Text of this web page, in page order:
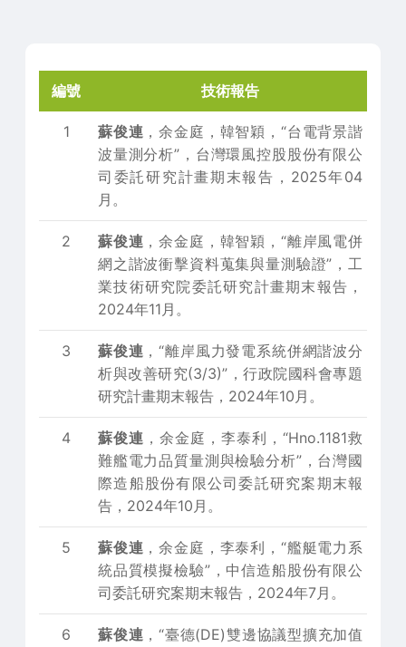
編號 技術報告
1 蘇俊連 ，余金庭，韓智穎，“台電背景諧
波量測分析”，台灣環風控股股份有限公
司委託研究計畫期末報告，2025年04
月。
2 蘇俊連 ，余金庭，韓智穎，“離岸風電併
網之諧波衝擊資料蒐集與量測驗證”，工
業技術研究院委託研究計畫期末報告，
2024年11月。
3 蘇俊連 ，“離岸風力發電系統併網諧波分
析與改善研究(3/3)”，行政院國科會專題
研究計畫期末報告，2024年10月。
4 蘇俊連 ，余金庭，李泰利，“Hno.1181救
難艦電力品質量測與檢驗分析”，台灣國
際造船股份有限公司委託研究案期末報
告，2024年10月。
5 蘇俊連 ，余金庭，李泰利，“艦艇電力系
統品質模擬檢驗”，中信造船股份有限公
司委託研究案期末報告，2024年7月。
6 蘇俊連 ，“臺德(DE)雙邊協議型擴充加值